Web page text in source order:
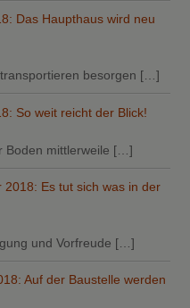
Das Haupthaus wird neu
besorgen […]
So weit reicht der Blick!
Boden mittlerweile […]
2018: Es tut sich was in der
und Vorfreude […]
Auf der Baustelle werden